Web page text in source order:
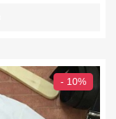
- 10%